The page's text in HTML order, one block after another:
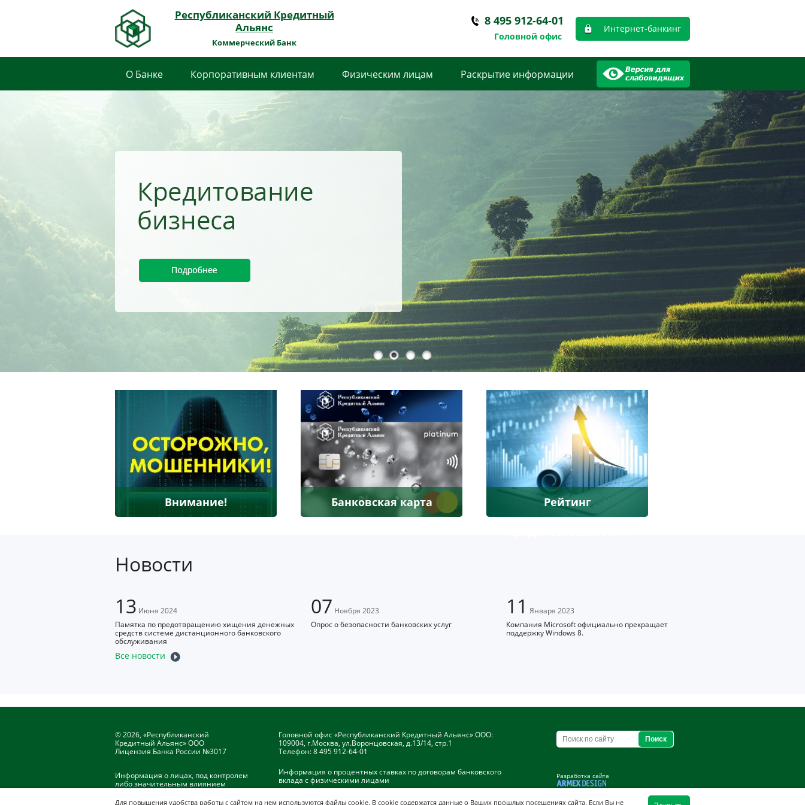
Республиканский Кредитный
Альянс
Коммерческий Банк
Головной офис
8 495 912-64-01
Интернет-банкинг
О Банке Корпоративным клиентам Физическим лицам Раскрытие информации
Внимание! Банковская карта Рейтинг
Новости
13 Июня 2024
Памятка по предотвращению хищения денежных
средств системе дистанционного банковского
обслуживания
07 Ноября 2023
Опрос о безопасности банковских услуг
11 Января 2023
Компания Microsoft официально прекращает
поддержку Windows 8.
Все новости
© 2026, «Республиканский
Кредитный Альянс» ООО
Лицензия Банка России №3017
Информация о лицах, под контролем
либо значительным влиянием
Головной офис «Республиканский Кредитный Альянс» ООО:
109004, г.Москва, ул.Воронцовская, д.13/14, стр.1
Телефон:8 495 912-64-01
Информация о процентных ставках по договорам банковского
вклада с физическими лицами
Разработка сайта
Для повышения удобства работы с сайтом на нем используются файлы cookie. В cookie содержатся данные о Ваших прошлых посещениях сайта. Если Вы не